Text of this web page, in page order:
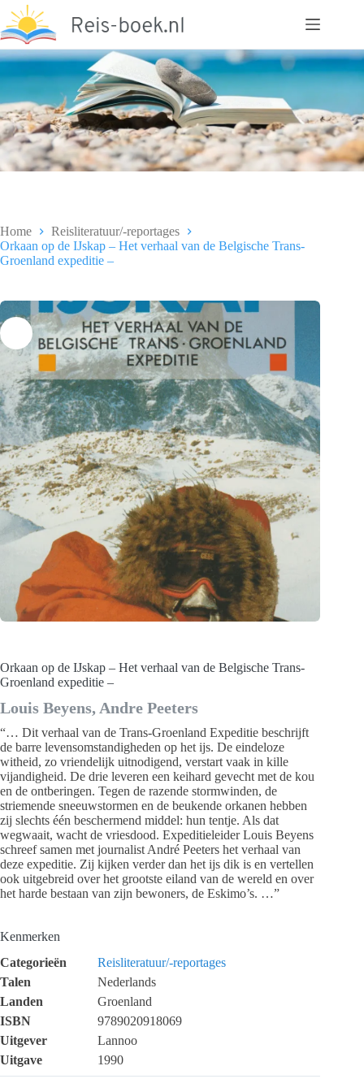
naar
de
inhoud
Home
Reisliteratuur/-reportages
Orkaan op de IJskap – Het verhaal van de Belgische Trans-
Groenland expeditie –
Orkaan op de IJskap – Het verhaal van de Belgische Trans-
Groenland expeditie –
Louis Beyens, Andre Peeters
“… Dit verhaal van de Trans-Groenland Expeditie beschrijft
de barre levensomstandigheden op het ijs. De eindeloze
witheid, zo vriendelijk uitnodigend, verstart vaak in kille
vijandigheid. De drie leveren een keihard gevecht met de kou
en de ontberingen. Tegen de razende stormwinden, de
striemende sneeuwstormen en de beukende orkanen hebben
zij slechts één beschermend middel: hun tentje. Als dat
wegwaait, wacht de vriesdood. Expeditieleider Louis Beyens
schreef samen met journalist André Peeters het verhaal van
deze expeditie. Zij kijken verder dan het ijs dik is en vertellen
ook uitgebreid over het grootste eiland van de wereld en over
het harde bestaan van zijn bewoners, de Eskimo’s. …”
Kenmerken
Categorieën
Reisliteratuur/-reportages
Talen
Nederlands
Landen
Groenland
ISBN
9789020918069
Uitgever
Lannoo
Uitgave
1990